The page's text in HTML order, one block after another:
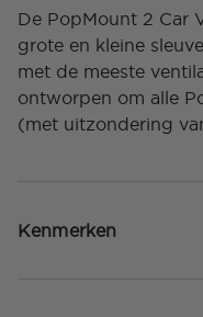
De PopMount 2 Car
grote en kleine
met de meeste
ontworpen om alle
(met uitzondering
Kenmerken